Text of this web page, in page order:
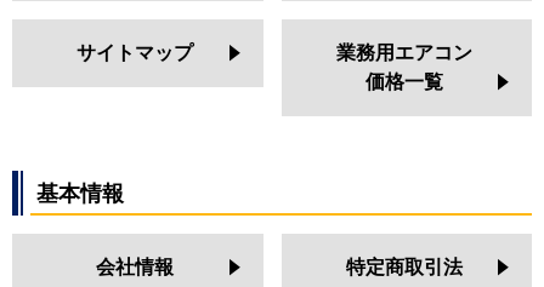
サイトマップ
業務用エアコン
価格一覧
基本情報
会社情報 特定商取引法